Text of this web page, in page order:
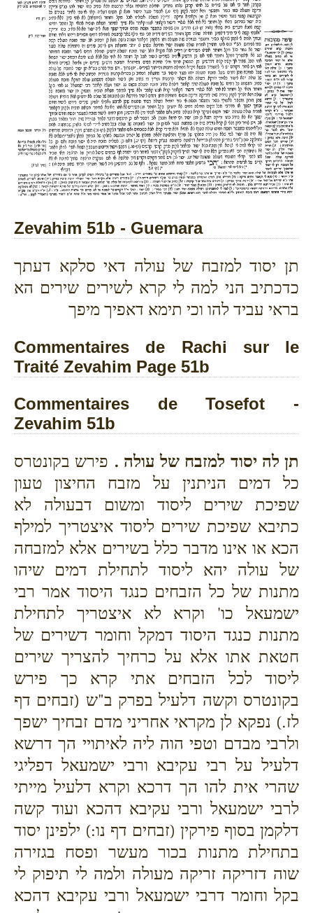
Zevahim 51b - Guemara
תן יסוד למזבח של עולה דאי סלקא דעתך
כדכתיב הני למה לי קרא לשירים שירים הא
בראי עביד להו וכי תימא דאפיך מיפך
Commentaires de Rachi sur le
Traité Zevahim Page 51b
Commentaires de Tosefot -
Zevahim 51b
תן לה יסוד למזבח של עולה . פירש בקונטרס
כל דמים הניתנין על מזבח החיצון טעון
שפיכת שירים ליסוד ומשום דבעולה לא
כתיבא שפיכת שירים ליסוד איצטריך למילף
הכא או אינו מדבר כלל בשירים אלא למזבחה
של עולה יהא ליסוד לתחילת דמים שיהו
מתנות של כל הזבחים כנגד היסוד אמר רבי
ישמעאל כו' וקרא לא איצטריך לתחילת
מתנות כנגד היסוד דמקל וחומר דשירים של
חטאת אתו אלא על כרחיך להצריך שירים
ליסוד לכל הזבחים אתי קרא כך פירש
בקונטרס וקשה דלעיל בפרק ב"ש (זבחים דף
לז.) נפקא לן מקראי אחריני מדם זבחיך ישפך
ולרבי מבדם וטפי הוה ליה לאיתויי הך דרשא
דלעיל על רבי עקיבא ורבי ישמעאל דפליגי
שהרי אית להו הך דרכא וקרא דלעיל מייתי
לרבי ישמעאל ורבי עקיבא דהכא ועוד קשה
דלקמן בסוף פירקין (זבחים דף נו:) ילפינן יסוד
בתחילת מתנות בכור מעשר ופסח בגזירה
שוה דזריקה זריקה מעולה ולמה לי תיפוק לי
בקל וחומר דרבי ישמעאל ורבי עקיבא דהכא